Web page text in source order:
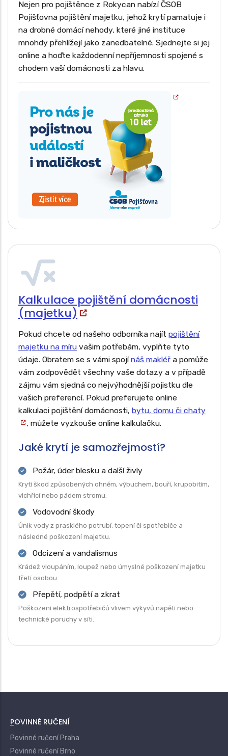
nájemné při neobyvatelnosti)
Pojištění venkovního vybavení a zahradních
prvků
Požár, výbuch, úder blesku a kouř
Povodeň, záplava, voda z tajícího sněhu
Vichřice, orkán, krupobití
Sesuv půdy, pád stromu, stožáru nebo části
budovy
Vytopení a únik vody z vodovodního zařízení
Vandalismus a úmyslné poškození cizí osobou
Poškození skel, zrcadel a výloh
Pojištění odpovědnosti vlastníka nemovitosti
Pojištění domácnosti jako součást komplexního
Asistenční služby – havárie, opravy, zajištění
řemeslníka
Pojištění staveb během rekonstrukce
Kalkulace pojištění domácnosti
(majetku)
Pokud chcete od našeho odborníka najít pojištění
majetku na míru vašim potřebám, vyplňte tyto
údaje. Obratem se s vámi spojínáš makléř a pomůže
vám zodpovědět všechny vaše dotazy a v případě
zájmu vám sjedná co nejvýhodnější pojistku dle
vašich preferencí. Pokud preferujete online
kalkulaci pojištění domácnosti, bytu, domu či chaty
, můžete vyzkouše online kalkulačku.
Jaké krytí je samozřejmostí?
Požár, úder blesku a další živly
Krytí škod způsobených ohněm, výbuchem, bouří, krupobitím,
vichřicí nebo pádem stromu.
Vodovodní škody
Únik vody z prasklého potrubí, topení či spotřebiče a
následné poškození majetku.
Odcizení a vandalismus
Krádež vloupáním, loupež nebo úmyslné poškození majetku
třetí osobou.
Přepětí, podpětí a zkrat
Poškození elektrospotřebičů vlivem výkyvů napětí nebo
technické poruchy v síti.
Nejen pro pojištěnce z Rokycan nabízí ČSOB
Pojišťovna pojištění majetku, jehož krytí pamatuje i
na drobné domácí nehody, které jiné instituce
mnohdy přehlížejí jako zanedbatelné. Sjednejte si jej
online a hoďte každodenní nepříjemnosti spojené s
chodem vaší domácnosti za hlavu.
POVINNÉ RUČENÍ
Povinné ručení Praha
Povinné ručení Brno